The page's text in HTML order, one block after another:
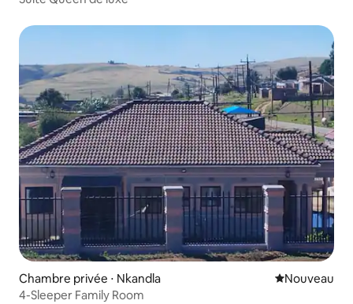
Chambre privée ⋅ Nkandla Nouvel
Nouveau
4-Sleeper Family Room